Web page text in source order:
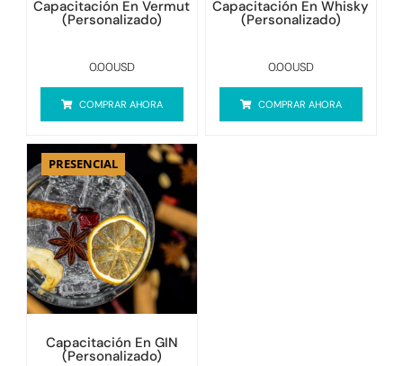
Capacitación En Vermut
(Personalizado)
0.00USD
COMPRAR AHORA
Capacitación En Whisky
(Personalizado)
0.00USD
COMPRAR AHORA
PRESENCIAL
Capacitación En GIN
(Personalizado)